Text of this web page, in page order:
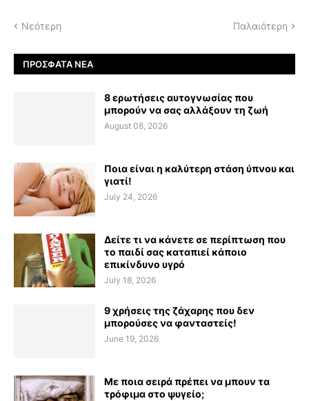
Νεότερη Παλαιότερη
ΠΡΌΣΦΑΤΑ ΝΈΑ
8 ερωτήσεις αυτογνωσίας που
μπορούν να σας αλλάξουν τη ζωή
August 08, 2026
Ποια είναι η καλύτερη στάση ύπνου και
γιατί!
July 24, 2026
Δείτε τι να κάνετε σε περίπτωση που
το παιδί σας καταπιεί κάποιο
επικίνδυνο υγρό
July 18, 2026
9 χρήσεις της ζάχαρης που δεν
μπορούσες να φανταστείς!
June 19, 2026
Με ποια σειρά πρέπει να μπουν τα
τρόφιμα στο ψυγείο;